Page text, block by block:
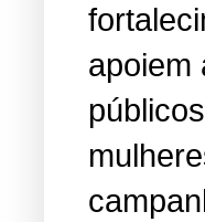
apoiem